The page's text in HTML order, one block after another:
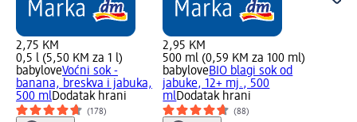
2,75 KM
0,5 l (5,50 KM za 1 l)
babyloveVoćni sok -
banana, breskva i jabuka,
500 mlDodatak hrani
(178)
2,95 KM
500 ml (0,59 KM za 100 ml)
babyloveBIO blagi sok od
jabuke, 12+ mj., 500
mlDodatak hrani
(88)